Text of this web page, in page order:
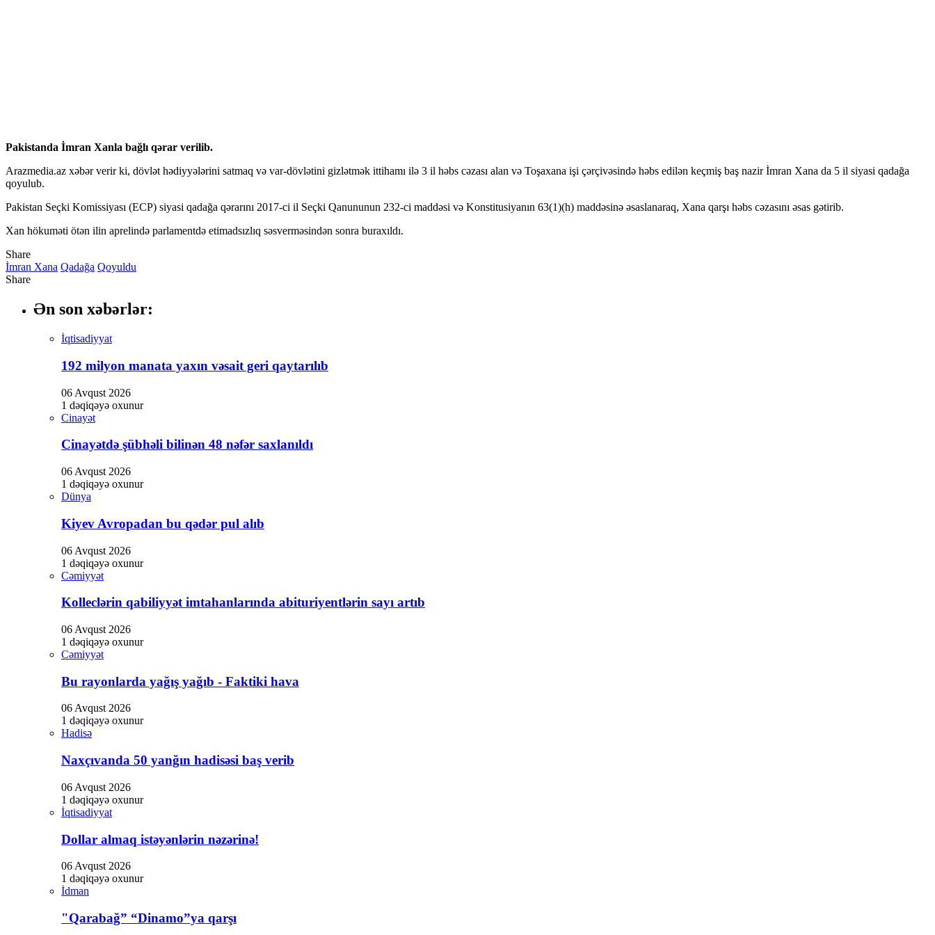
Pakistanda İmran Xanla bağlı qərar verilib.
Arazmedia.az xəbər verir ki, dövlət hədiyyələrini satmaq və var-dövlətini gizlətmək ittihamı ilə 3 il həbs cəzası alan və Toşaxana işi çərçivəsində həbs edilən keçmiş baş nazir İmran Xana da 5 il siyasi qadağa
qoyulub.
Pakistan Seçki Komissiyası (ECP) siyasi qadağa qərarını 2017-ci il Seçki Qanununun 232-ci maddəsi və Konstitusiyanın 63(1)(h) maddəsinə əsaslanaraq, Xana qarşı həbs cəzasını əsas gətirib.
Xan hökuməti ötən ilin aprelində parlamentdə etimadsızlıq səsverməsindən sonra buraxıldı.
Share
İmran Xana Qadağa Qoyuldu
Share
Ən son xəbərlər:
İqtisadiyyat
192 milyon manata yaxın vəsait geri qaytarılıb
06 Avqust 2026
1 dəqiqəyə oxunur
Cinayət
Cinayətdə şübhəli bilinən 48 nəfər saxlanıldı
06 Avqust 2026
1 dəqiqəyə oxunur
Dünya
Kiyev Avropadan bu qədər pul alıb
06 Avqust 2026
1 dəqiqəyə oxunur
Cəmiyyət
Kolleclərin qabiliyyət imtahanlarında abituriyentlərin sayı artıb
06 Avqust 2026
1 dəqiqəyə oxunur
Cəmiyyət
Bu rayonlarda yağış yağıb - Faktiki hava
06 Avqust 2026
1 dəqiqəyə oxunur
Hadisə
Naxçıvanda 50 yanğın hadisəsi baş verib
06 Avqust 2026
1 dəqiqəyə oxunur
İqtisadiyyat
Dollar almaq istəyənlərin nəzərinə!
06 Avqust 2026
1 dəqiqəyə oxunur
İdman
"Qarabağ” “Dinamo”ya qarşı